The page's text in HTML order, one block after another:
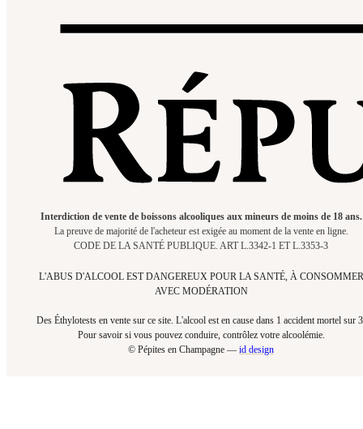
Interdiction de vente de boissons alcooliques aux mineurs de moins de 18 ans.
La preuve de majorité de l'acheteur est exigée au moment de la vente en ligne.
CODE DE LA SANTÉ PUBLIQUE. ART L.3342-1 ET L.3353-3
L'ABUS D'ALCOOL EST DANGEREUX POUR LA SANTÉ, À CONSOMMER
AVEC MODÉRATION
Des Éthylotests en vente sur ce site. L'alcool est en cause dans 1 accident mortel sur
Pour savoir si vous pouvez conduire, contrôlez votre alcoolémie.​
© Pépites en Champagne — id design